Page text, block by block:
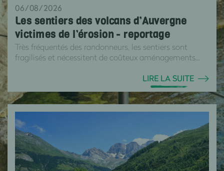
06/08/2026
Les sentiers des volcans d’Auvergne
victimes de l’érosion - reportage
Très fréquentés des randonneurs, les sentiers sont
fragilisés et nécessitent de coûteux aménagements...
LIRE LA SUITE